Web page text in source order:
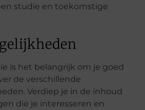
studie en toekomstige
is het belangrijk om je goed
de verschillende
Verdiep je in de inhoud
die je interesseren en